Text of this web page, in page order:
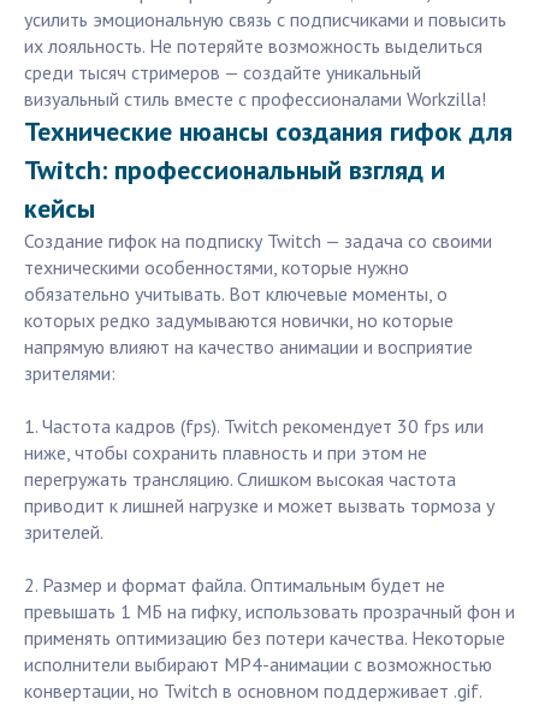
усилить эмоциональную связь с подписчиками и повысить
их лояльность. Не потеряйте возможность выделиться
среди тысяч стримеров — создайте уникальный
визуальный стиль вместе с профессионалами Workzilla!
Технические нюансы создания гифок для
Twitch: профессиональный взгляд и
кейсы
Создание гифок на подписку Twitch — задача со своими
техническими особенностями, которые нужно
обязательно учитывать. Вот ключевые моменты, о
которых редко задумываются новички, но которые
напрямую влияют на качество анимации и восприятие
зрителями:
1. Частота кадров (fps). Twitch рекомендует 30 fps или
ниже, чтобы сохранить плавность и при этом не
перегружать трансляцию. Слишком высокая частота
приводит к лишней нагрузке и может вызвать тормоза у
зрителей.
2. Размер и формат файла. Оптимальным будет не
превышать 1 МБ на гифку, использовать прозрачный фон и
применять оптимизацию без потери качества. Некоторые
исполнители выбирают MP4-анимации с возможностью
конвертации, но Twitch в основном поддерживает .gif.